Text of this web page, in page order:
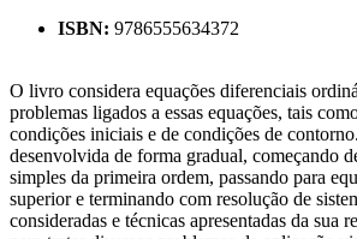
ISBN: 9786555634372
O livro considera equações diferenciais
problemas ligados a essas equações, tais
condições iniciais e de condições de
desenvolvida de forma gradual, começando
simples da primeira ordem, passando para
superior e terminando com resolução de
consideradas e técnicas apresentadas da sua